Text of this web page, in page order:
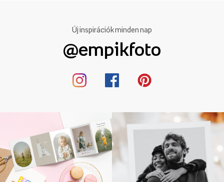
Új inspirációk minden nap
@empikfoto